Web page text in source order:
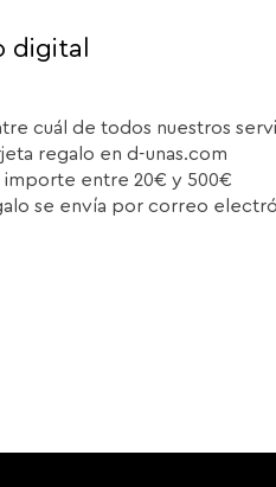
digital
cuál de todos nuestros
regalo en d-unas.com
importe entre 20€ y 500€
se envía por correo